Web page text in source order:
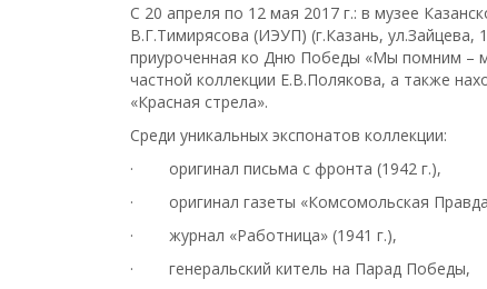
С 20 апреля по 12 мая 2017 г.: в музее
В.Г.Тимирясова (ИЭУП) (г.Казань, ул.Зайцева,
приуроченная ко Дню Победы «Мы помним –
частной коллекции Е.В.Полякова, а также
«Красная стрела».
Среди уникальных экспонатов коллекции:
· оригинал письма с фронта (1942 г.),
· оригинал газеты «Комсомольская
· журнал «Работница» (1941 г.),
· генеральский китель на Парад Победы,